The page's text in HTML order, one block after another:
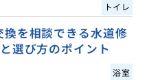
トイレ
を相談できる水道修
選び方のポイント
浴室